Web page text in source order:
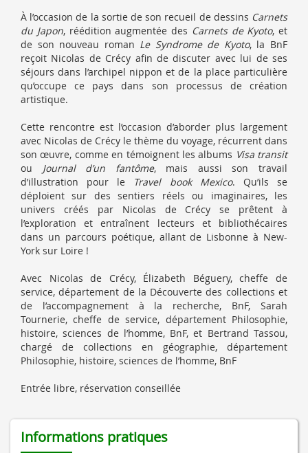
À l’occasion de la sortie de son recueil de dessins Carnets
du Japon, réédition augmentée des Carnets de Kyoto, et
de son nouveau roman Le Syndrome de Kyoto, la BnF
reçoit Nicolas de Crécy afin de discuter avec lui de ses
séjours dans l’archipel nippon et de la place particulière
qu’occupe ce pays dans son processus de création
artistique.
Cette rencontre est l’occasion d’aborder plus largement
avec Nicolas de Crécy le thème du voyage, récurrent dans
son œuvre, comme en témoignent les albums Visa transit
ou Journal d’un fantôme, mais aussi son travail
d’illustration pour le Travel book Mexico. Qu’ils se
déploient sur des sentiers réels ou imaginaires, les
univers créés par Nicolas de Crécy se prêtent à
l’exploration et entraînent lecteurs et bibliothécaires
dans un parcours poétique, allant de Lisbonne à New-
York sur Loire !
Avec Nicolas de Crécy, Élizabeth Béguery, cheffe de
service, département de la Découverte des collections et
de l’accompagnement à la recherche, BnF, Sarah
Tournerie, cheffe de service, département Philosophie,
histoire, sciences de l’homme, BnF, et Bertrand Tassou,
chargé de collections en géographie, département
Philosophie, histoire, sciences de l’homme, BnF
Entrée libre, réservation conseillée
Informations pratiques